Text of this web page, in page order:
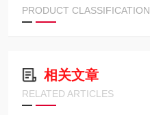
PRODUCT CLASSIFICATION
相关文章
RELATED ARTICLES